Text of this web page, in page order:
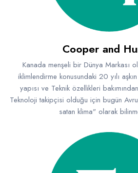
Raf ve Depo Sistemleri
Reklam - Tanıtım - PR ve İnternet
Seyahat - Rent A Car
Tabela - Dijital Baskı
Cooper and
Kanada menşeli bir Dünya Markası
iklimlendirme konusundaki 20 yılı
yapısı ve Teknik özellikleri
Teknoloji takipçisi olduğu için bugün
satan klima" olarak